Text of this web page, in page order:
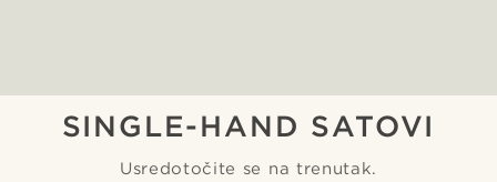
SINGLE-HAND SATOVI
Usredotočite se na trenutak.